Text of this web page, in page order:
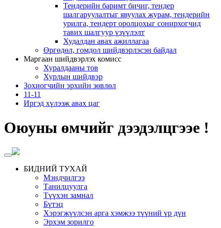
Тендерийн баримт бичиг, тендер
шалгаруулалтыг явуулах журам, тендерийн
урилга, тендерт оролцохыг сонирхогчид
тавих шалгуур үзүүлэлт
Худалдан авах ажиллагаа
Өргөдөл, гомдол шийдвэрлэсэн байдал
Маргаан шийдвэрлэх комисс
Хуралдааны тов
Хурлын шийдвэр
Зохиогчийн эрхийн зөвлөл
11-11
Иргэд хүлээж авах цаг
Оюуны өмчийг дээдэлцгээе !
БИДНИЙ ТУХАЙ
Мэндчилгээ
Танилцуулга
Түүхэн замнал
Бүтэц
Хэрэгжүүлсэн арга хэмжээ түүний үр дүн
Эрхэм зорилго